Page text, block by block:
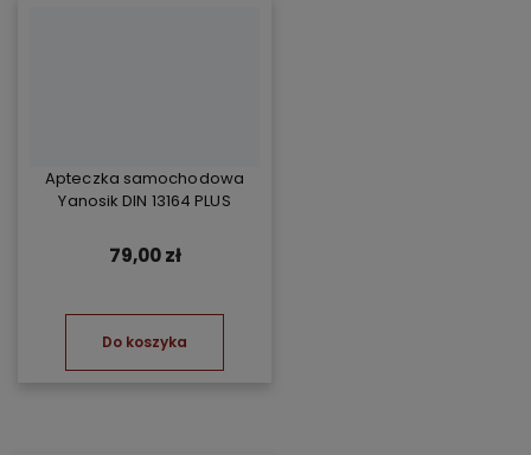
Apteczka samochodowa
Yanosik DIN 13164 PLUS
79,00 zł
Do koszyka